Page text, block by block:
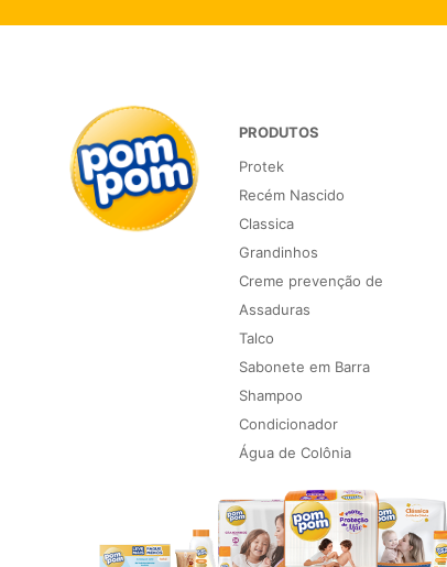
PRODUTOS
Protek
Recém Nascido
Classica
Grandinhos
Creme prevenção de
Assaduras
Talco
Sabonete em Barra
Shampoo
Condicionador
Água de Colônia